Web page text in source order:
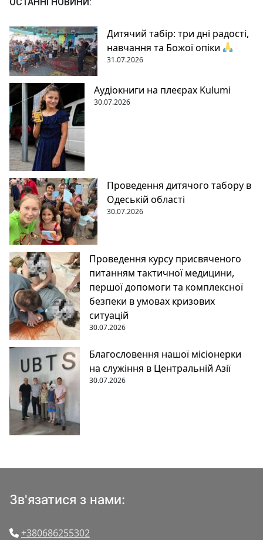
Дитячий табір: три дні радості,
навчання та Божої опіки
31.07.2026
Аудіокниги на плеєрах Kulumi
30.07.2026
Проведення дитячого табору в
Одеській області
30.07.2026
Проведення курсу присвяченого
питанням тактичної медицини,
першої допомоги та комплексної
безпеки в умовах кризових
ситуацій
30.07.2026
Благословення нашої місіонерки
на служіння в Центральній Азії
30.07.2026
Зв'язатися з нами:
+380686255302